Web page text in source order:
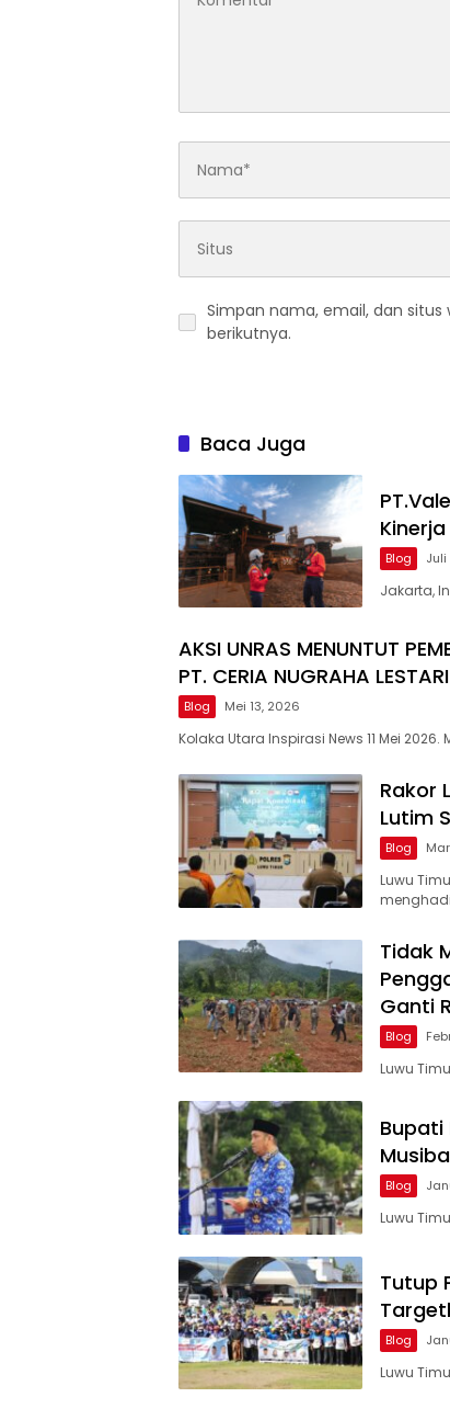
Simpan nama, email, dan
berikutnya.
Baca Juga
Blog Juli
Jakarta,
AKSI UNRAS MENUNTUT
PT. CERIA NUGRAHA LESTARI
Blog Mei 13, 2026
Kolaka Utara Inspirasi News 11 Mei 2026.
Rakor
Lutim
Blog
Luwu
Tidak
Ganti
Blog
Luwu
Bupati
Blog
Luwu
Tutup
Blog
Luwu